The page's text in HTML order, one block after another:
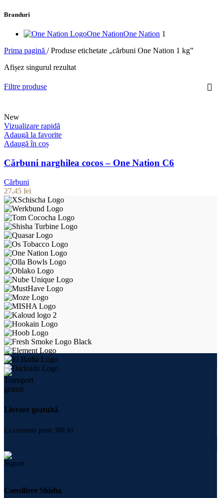
Branduri
One NationOne Nation 1
Prima pagină / Produse etichetate „cărbuni One Nation 1 kg”
Afișez singurul rezultat
Filtre produse
New
Vizualizare rapidă
Adaugă la favorite
Adaugă în coș
Cărbuni narghilea cocos – One Nation C6
Cărbuni
27,45 lei
Livrare gratuită
La comenzi peste 300 lei
Consiliere Shisha